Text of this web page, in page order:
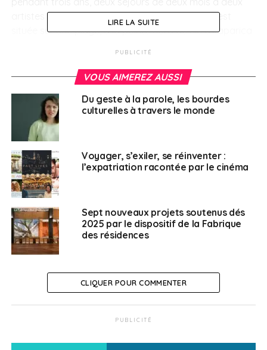
artistes de la scène française. Cette résidence est
située sur une plage, à la pointe nord de l’île d’Itaparica
Mais la Fondation des artistes fait plus que ça, depuis
1976, la Fondation agit pour les artistes autour de
différents axes autres que les résidences :
Un soutien aux écoles d’
Des aides à la production d’œuvres d’art ;
Mais aussi l’attribution d’ateliers et ateliers-
logement aux artistes plasticiens.
d’art contemporain, la Maba, à Nogent-sur-
Marne ;
Et d’une Maison de retraite spécialement dédié
SUJETS ASSOCIÉS: ART CULTURE FEATURED RÉSIDENCE
régulation de l’espace numérique francophone
LIRE LA SUITE
PUBLICITÉ
VOUS AIMEREZ AUSSI
Du geste à la parole, les bourdes
culturelles à travers le monde
Voyager, s’exiler, se réinventer :
l’expatriation racontée par le cinéma
Sept nouveaux projets soutenus dés
2025 par le dispositif de la Fabrique
des résidences
CLIQUER POUR COMMENTER
PUBLICITÉ